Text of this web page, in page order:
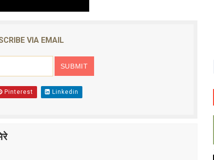
VIA EMAIL
Pinterest Linkedin